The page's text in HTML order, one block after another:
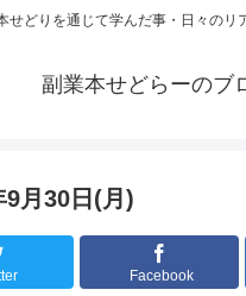
せどりを通じて学んだ事・日々のリ
副業本せどらーのブ
9月30日(月)
Facebook